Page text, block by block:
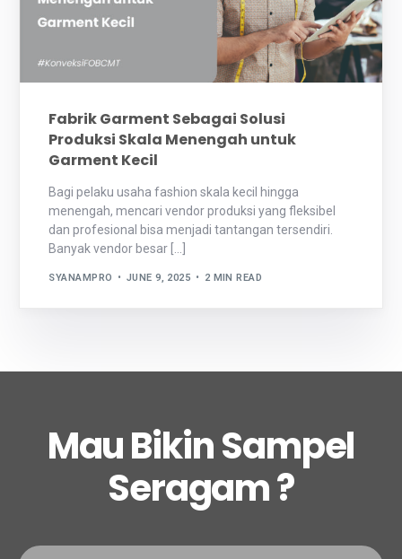
Fabrik Garment Sebagai Solusi
Produksi Skala Menengah untuk
Garment Kecil
Bagi pelaku usaha fashion skala kecil hingga
menengah, mencari vendor produksi yang fleksibel
dan profesional bisa menjadi tantangan tersendiri.
Banyak vendor besar […]
SYANAMPRO JUNE 9, 2025 2 MIN READ
Mau Bikin Sampel
Seragam ?